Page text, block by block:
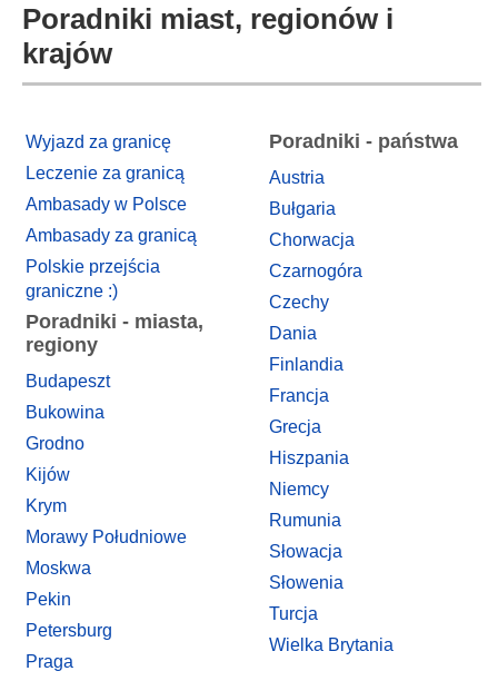
Poradniki miast, regionów i
krajów
Wyjazd za granicę
Leczenie za granicą
Ambasady w Polsce
Ambasady za granicą
Polskie przejścia
graniczne :)
Poradniki - miasta,
regiony
Budapeszt
Bukowina
Grodno
Kijów
Krym
Morawy Południowe
Moskwa
Pekin
Petersburg
Praga
Poradniki - państwa
Austria
Bułgaria
Chorwacja
Czarnogóra
Czechy
Dania
Finlandia
Francja
Grecja
Hiszpania
Niemcy
Rumunia
Słowacja
Słowenia
Turcja
Wielka Brytania